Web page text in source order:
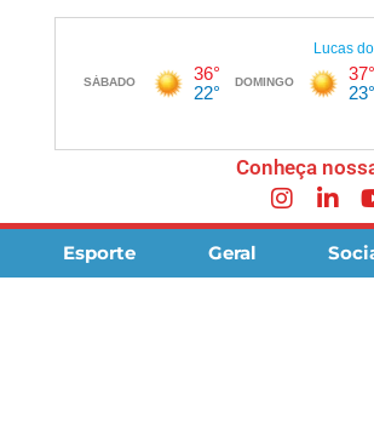
Conheça
Esporte Geral